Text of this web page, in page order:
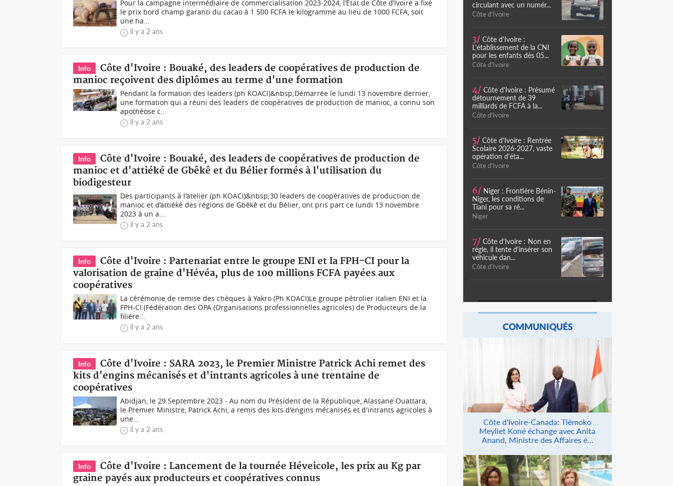
Pour la campagne intermédiaire de commercialisation 2023-2024, l’État de Côte d’Ivoire a fixé
le prix bord champ garanti du cacao à 1 500 FCFA le kilogramme au lieu de 1000 FCFA, soit
une ha...
il y a 2 ans
Info
Côte d'Ivoire : Bouaké, des leaders de coopératives de production de
manioc reçoivent des diplômes au terme d'une formation
Pendant la formation des leaders (ph KOACI)&nbsp;Démarrée le lundi 13 novembre dernier,
une formation qui a réuni des leaders de coopératives de production de manioc, a connu son
apothéose c...
il y a 2 ans
Info
Côte d'Ivoire : Bouaké, des leaders de coopératives de production de
manioc et d'attiéké de Gbêkê et du Bélier formés à l'utilisation du
biodigesteur
Des participants à l'atelier (ph KOACI)&nbsp;30 leaders de coopératives de production de
manioc et d’attiéké des régions de Gbêkê et du Bélier, ont pris part ce lundi 13 novembre
2023 à un a...
il y a 2 ans
Info
Côte d'Ivoire : Partenariat entre le groupe ENI et la FPH-CI pour la
valorisation de graine d'Hévéa, plus de 100 millions FCFA payées aux
coopératives
La cérémonie de remise des chèques à Yakro (Ph KOACI)Le groupe pétrolier italien ENI et la
FPH-CI (Fédération des OPA (Organisations professionnelles agricoles) de Producteurs de la
filière...
il y a 2 ans
Info
Côte d'Ivoire : SARA 2023, le Premier Ministre Patrick Achi remet des
kits d'engins mécanisés et d'intrants agricoles à une trentaine de
coopératives
Abidjan, le 29 Septembre 2023 - Au nom du Président de la République, Alassane Ouattara,
le Premier Ministre, Patrick Achi, a remis des kits d'engins mécanisés et d'intrants agricoles à
une...
il y a 2 ans
Info
Côte d'Ivoire : Lancement de la tournée Héveicole, les prix au Kg par
graine payés aux producteurs et coopératives connus
circulant avec un numér...
Côte d'Ivoire
3/ Côte d'Ivoire :
L'établissement de la CNI
pour les enfants dès 05...
Côte d'Ivoire
4/ Côte d'Ivoire : Présumé
détournement de 39
milliards de FCFA à la...
Côte d'Ivoire
5/ Côte d'Ivoire : Rentrée
Scolaire 2026-2027, vaste
opération d'éta...
Côte d'Ivoire
6/ Niger : Frontière Bénin-
Niger, les conditions de
Tiani pour sa ré...
Niger
7/ Côte d'Ivoire : Non en
règle, il tente d'insérer son
véhicule dan...
Côte d'Ivoire
COMMUNIQUÉS
Côte d'Ivoire-Canada: Tiémoko
Meyliet Koné échange avec Anita
Anand, Ministre des Affaires é...